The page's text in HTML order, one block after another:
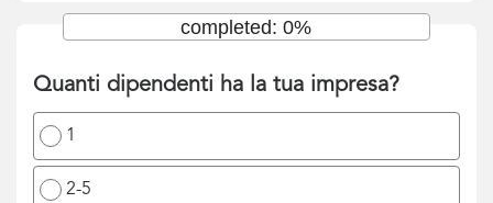
Quanti dipendenti ha la tua impresa?
1
2-5
completed: 0%